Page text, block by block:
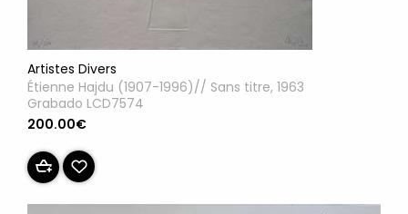
Artistes Divers
Étienne Hajdu (1907-1996)// Sans titre, 1963
Grabado LCD7574
200.00€